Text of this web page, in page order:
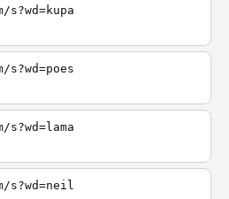
s?wd=neil